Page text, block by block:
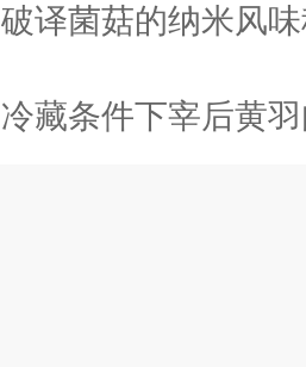
破译菌菇的纳米风味秘境：为何
冷藏条件下宰后黄